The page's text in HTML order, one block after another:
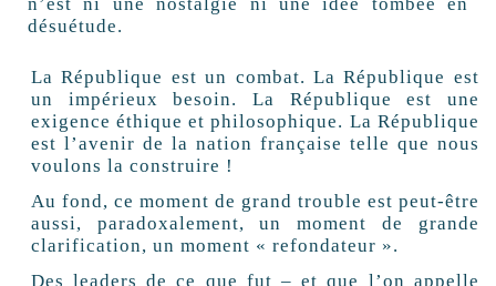
n’est ni une nostalgie ni une idée tombée en
désuétude.
La République est un combat. La République est
un impérieux besoin. La République est une
exigence éthique et philosophique. La République
est l’avenir de la nation française telle que nous
voulons la construire !
Au fond, ce moment de grand trouble est peut-être
aussi, paradoxalement, un moment de grande
clarification, un moment « refondateur ».
Des leaders de ce que fut – et que l’on appelle